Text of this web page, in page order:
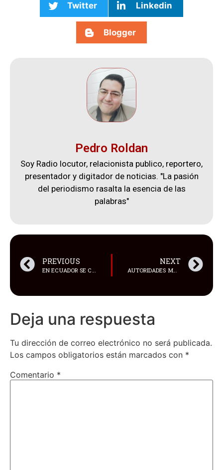
Twitter Linkedin
Blogger
Pedro Roldan
Soy Radio locutor, relacionista publico, reportero,
presentador y digitador de noticias. "La pasión
del periodismo rasalta la esencia de las
palabras"
PREVIOUS NEXT
AUTORIDADES MUNICIPALES DE GUAYAQUIL, ENCABEZADAS POR LA EMPRESA PÚBLICA MUNICIPAL PARA LA GESTIÓN DE RIESGOS Y CONTROL DE SEGURIDAD DE GUAYAQUIL SEGURA EP COORDINÓ LA ATENCIÓN DE 47 SECTORES AFECTADOS POR ACUMULACIÓN DE AGUAS Y ÁRBOLES CAÍDOS
Deja una respuesta
Tu dirección de correo electrónico no será publicada.
Los campos obligatorios están marcados con *
Comentario *